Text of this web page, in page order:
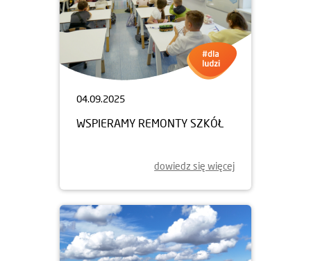
04.09.2025
WSPIERAMY REMONTY SZKÓŁ
dowiedz się więcej